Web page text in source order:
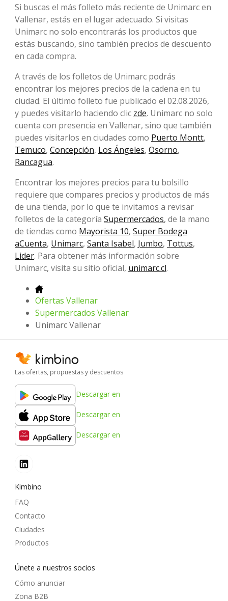
Si buscas el más folleto más reciente de Unimarc en
Vallenar, estás en el lugar adecuado. Si visitas
Unimarc no solo encontrarás los productos que
estás buscando, sino también precios de descuento
en cada compra.
A través de los folletos de Unimarc podrás
encontrar los mejores precios de la cadena en tu
ciudad. El último folleto fue publicado el 02.08.2026,
y puedes visitarlo haciendo clic zde. Unimarc no solo
cuenta con presencia en Vallenar, sino que también
puedes visitarlos en ciudades como Puerto Montt,
Temuco, Concepción, Los Ángeles, Osorno,
Rancagua.
Encontrar los mejores precios para tu bolsillo
requiere que compares precios y productos de más
de una tienda, por lo que te invitamos a revisar
folletos de la categoría Supermercados, de la mano
de tiendas como Mayorista 10, Super Bodega
aCuenta, Unimarc, Santa Isabel, Jumbo, Tottus,
Lider. Para obtener más información sobre
Unimarc, visita su sitio oficial, unimarc.cl.
Ofertas Vallenar
Supermercados Vallenar
Unimarc Vallenar
Las ofertas, propuestas y descuentos
Descargar en
Descargar en
Descargar en
Kimbino
FAQ
Contacto
Ciudades
Productos
Únete a nuestros socios
Cómo anunciar
Zona B2B